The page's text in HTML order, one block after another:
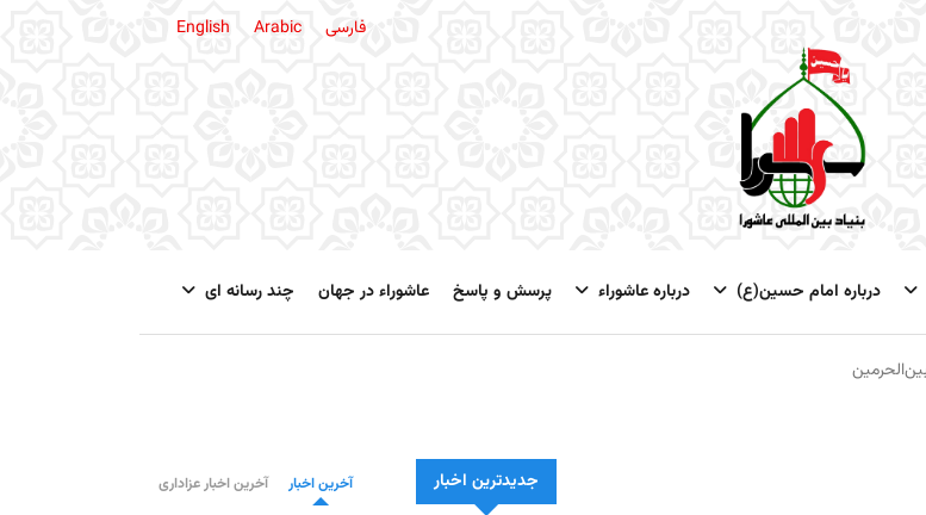
فارسی English Arabic
درباره امام حسین(ع) درباره عاشوراء پرسش و پاسخ عاشوراء در جهان چند رسانه ای
جدیدترین اخبار آخرین اخبار آخرین اخبار عزاداری